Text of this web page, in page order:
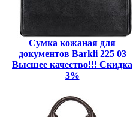
Сумка кожаная для
документов Barkli 225 03
Высшее качество!!! Скидка
3%